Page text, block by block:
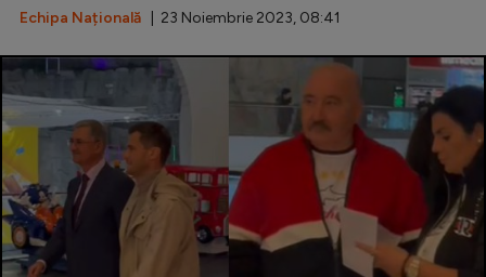
Europa League
Conference League
CM 2026
Premier League
LaLiga
Serie A
Bundesliga
Echipa Națională | 23 Noiembrie 2023, 08:41